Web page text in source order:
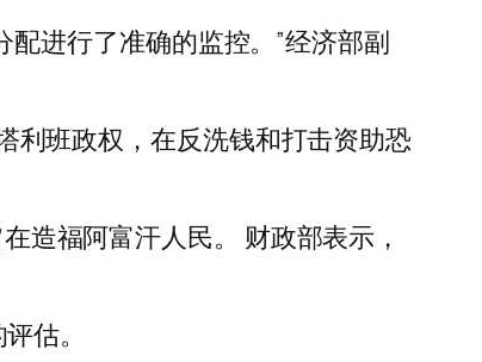
配进行了准确的监控。”经济部副
利班政权，在反洗钱和打击资助恐
造福阿富汗人民。 财政部表示，
估。